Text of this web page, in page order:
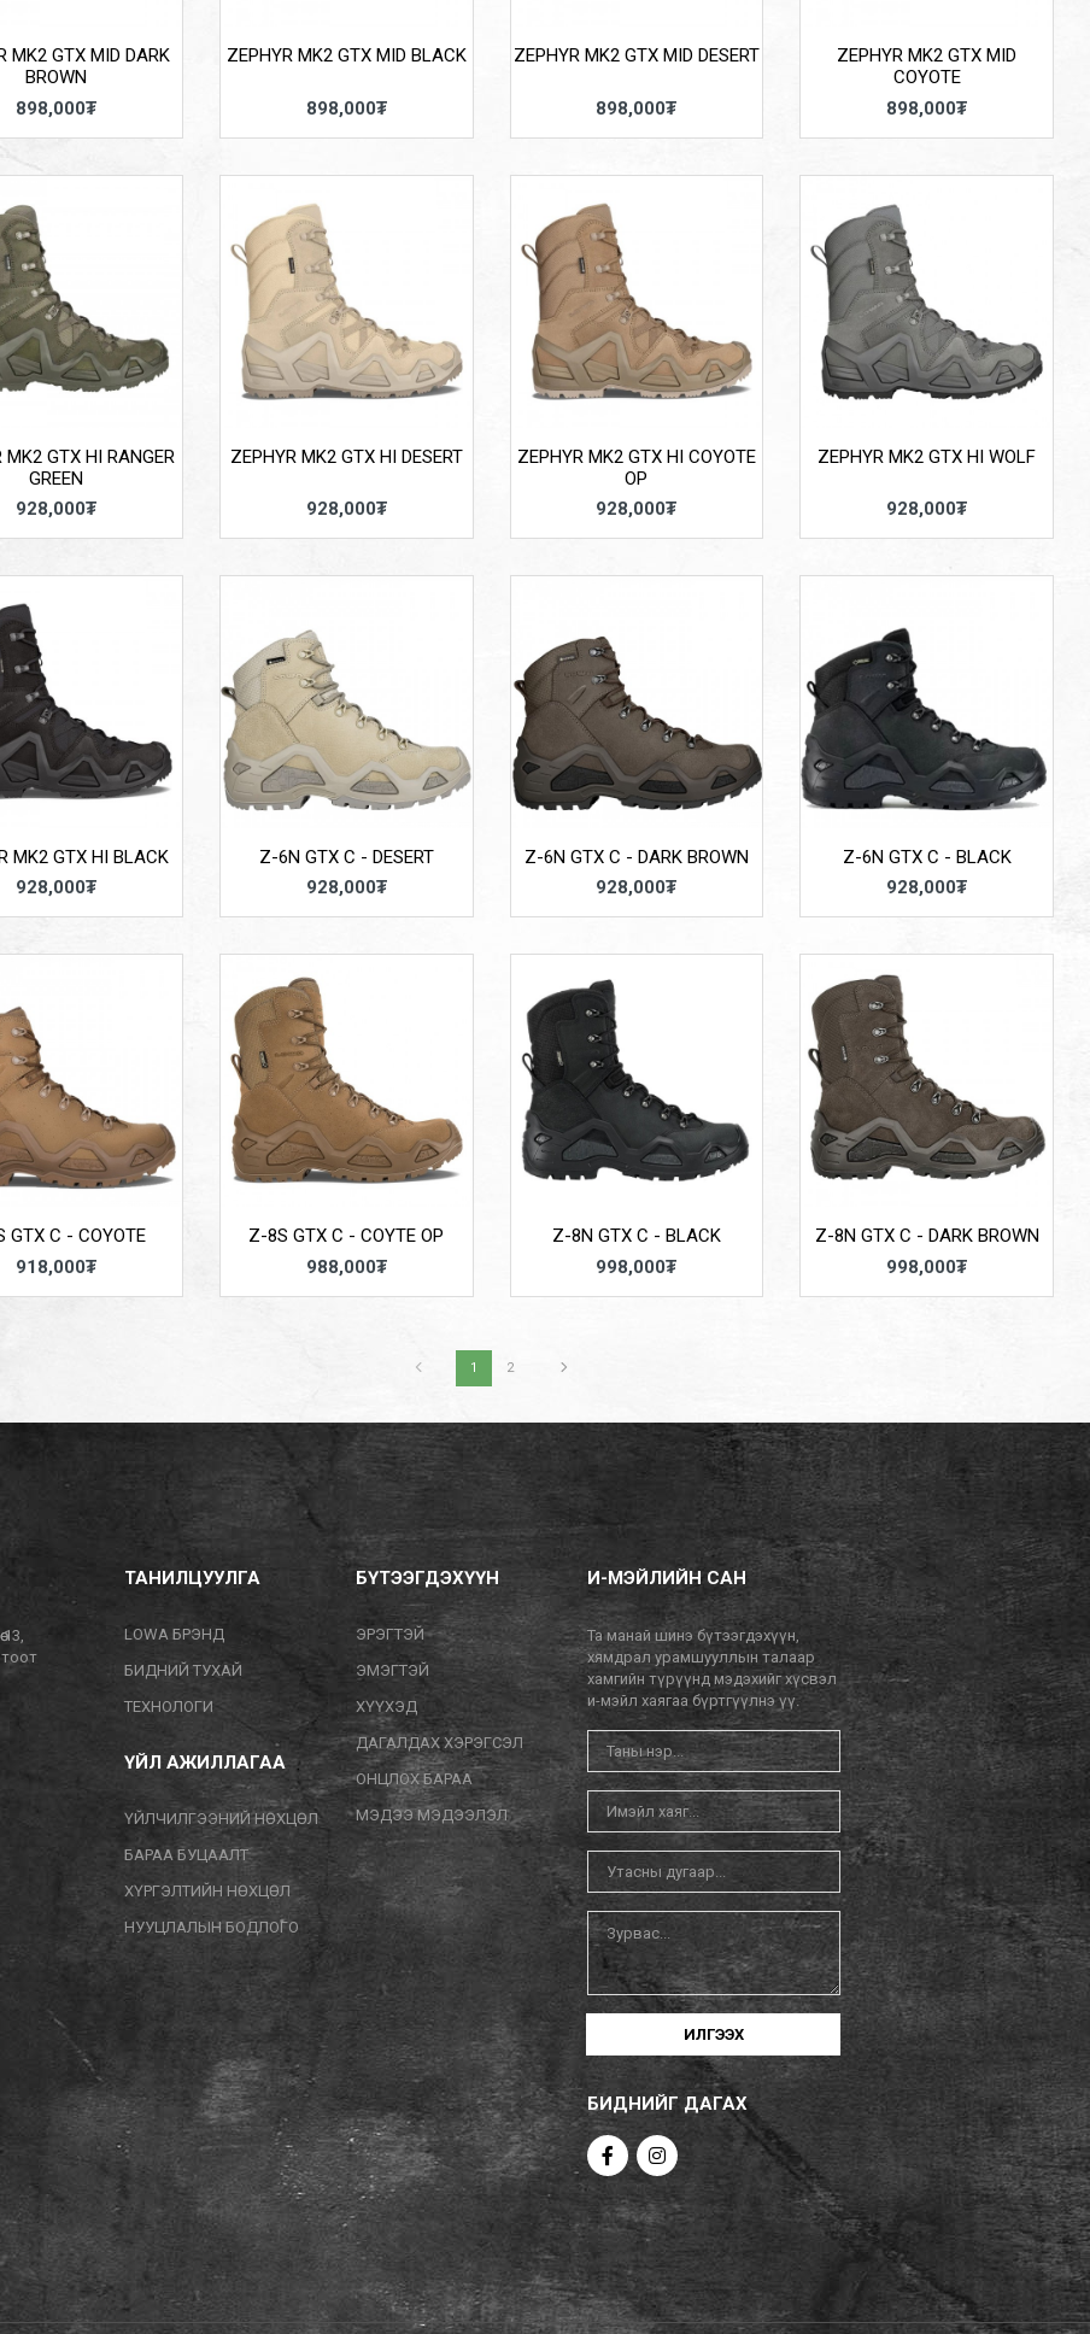
MK2 GTX MID DARK
BROWN
898,000₮
ZEPHYR MK2 GTX MID BLACK
898,000₮
ZEPHYR MK2 GTX MID DESERT
898,000₮
ZEPHYR MK2 GTX MID
COYOTE
898,000₮
MK2 GTX HI RANGER
GREEN
928,000₮
ZEPHYR MK2 GTX HI DESERT
928,000₮
ZEPHYR MK2 GTX HI COYOTE
OP
928,000₮
ZEPHYR MK2 GTX HI WOLF
928,000₮
MK2 GTX HI BLACK
928,000₮
Z-6N GTX C - DESERT
928,000₮
Z-6N GTX C - DARK BROWN
928,000₮
Z-6N GTX C - BLACK
928,000₮
GTX C - COYOTE
918,000₮
Z-8S GTX C - COYTE OP
988,000₮
Z-8N GTX C - BLACK
998,000₮
Z-8N GTX C - DARK BROWN
998,000₮
1 2
13,
ТАНИЛЦУУЛГА
LOWA БРЭНД
БИДНИЙ ТУХАЙ
ТЕХНОЛОГИ
ҮЙЛ АЖИЛЛАГАА
ҮЙЛЧИЛГЭЭНИЙ НӨХЦӨЛ
БАРАА БУЦААЛТ
ХҮРГЭЛТИЙН НӨХЦӨЛ
НУУЦЛАЛЫН БОДЛОГО
БҮТЭЭГДЭХҮҮН
ЭРЭГТЭЙ
ЭМЭГТЭЙ
ХҮҮХЭД
ДАГАЛДАХ ХЭРЭГСЭЛ
ОНЦЛОХ БАРАА
МЭДЭЭ МЭДЭЭЛЭЛ
И-МЭЙЛИЙН САН
Та манай шинэ бүтээгдэхүүн,
хямдрал урамшууллын талаар
хамгийн түрүүнд мэдэхийг хүсвэл
и-мэйл хаягаа бүртгүүлнэ үү.
ИЛГЭЭХ
БИДНИЙГ ДАГАХ